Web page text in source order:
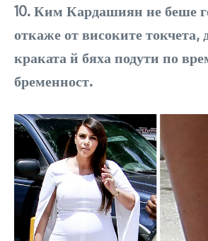
10. Ким Кардашиян не беше
откаже от високите токчета,
краката й бяха подути по
бременност.